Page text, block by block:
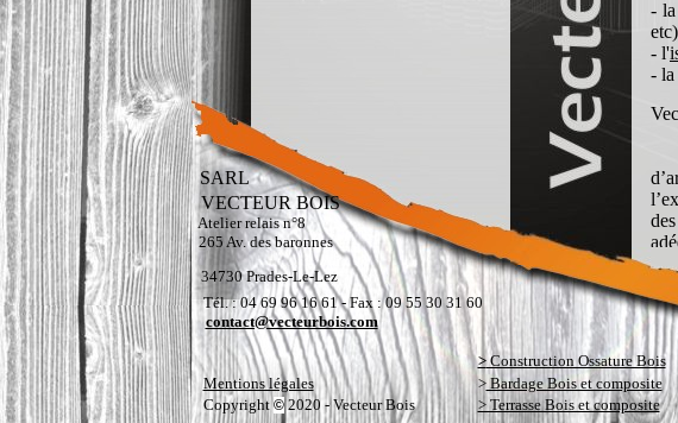
SARL
VECTEUR BOIS
Atelier relais n°8
265 Av. des baronnes
34730 Prades-Le-Lez
Tél. : 04 69 96 16 61 - Fax : 09 55 30 31 60
contact@vecteurbois.com
>Construction Ossature Bois
Mentions légales
>Bardage Bois et composite
Copyright©2020 - Vecteur Bois > Terrasse Bois et composite